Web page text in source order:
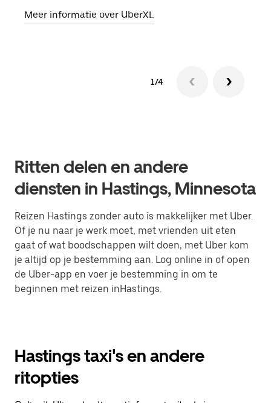
Meer informatie over UberXL
1/4
Ritten delen en andere
diensten in Hastings, Minnesota
Reizen Hastings zonder auto is makkelijker met Uber.
Of je nu naar je werk moet, met vrienden uit eten
gaat of wat boodschappen wilt doen, met Uber kom
je altijd op je bestemming aan. Log online in of open
de Uber-app en voer je bestemming in om te
beginnen met reizen inHastings.
Hastings taxi's en andere
ritopties